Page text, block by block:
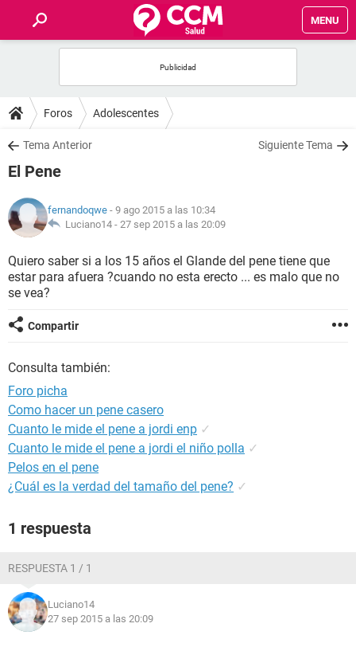
MENU
FOROS
SALUD
NUTRICIÓN
BIENESTAR
Foros Adolescentes
Tema Anterior Siguiente Tema
El Pene
fernandoqwe - 9 ago 2015 a las 10:34
Luciano14 - 27 sep 2015 a las 20:09
Quiero saber si a los 15 años el Glande del pene tiene que
estar para afuera ?cuando no esta erecto ... es malo que no
se vea?
Compartir
Consulta también:
Foro picha
Como hacer un pene casero
Cuanto le mide el pene a jordi enp ✓
Cuanto le mide el pene a jordi el niño polla ✓
Pelos en el pene
¿Cuál es la verdad del tamaño del pene? ✓
1 respuesta
RESPUESTA 1 / 1
Luciano14
27 sep 2015 a las 20:09